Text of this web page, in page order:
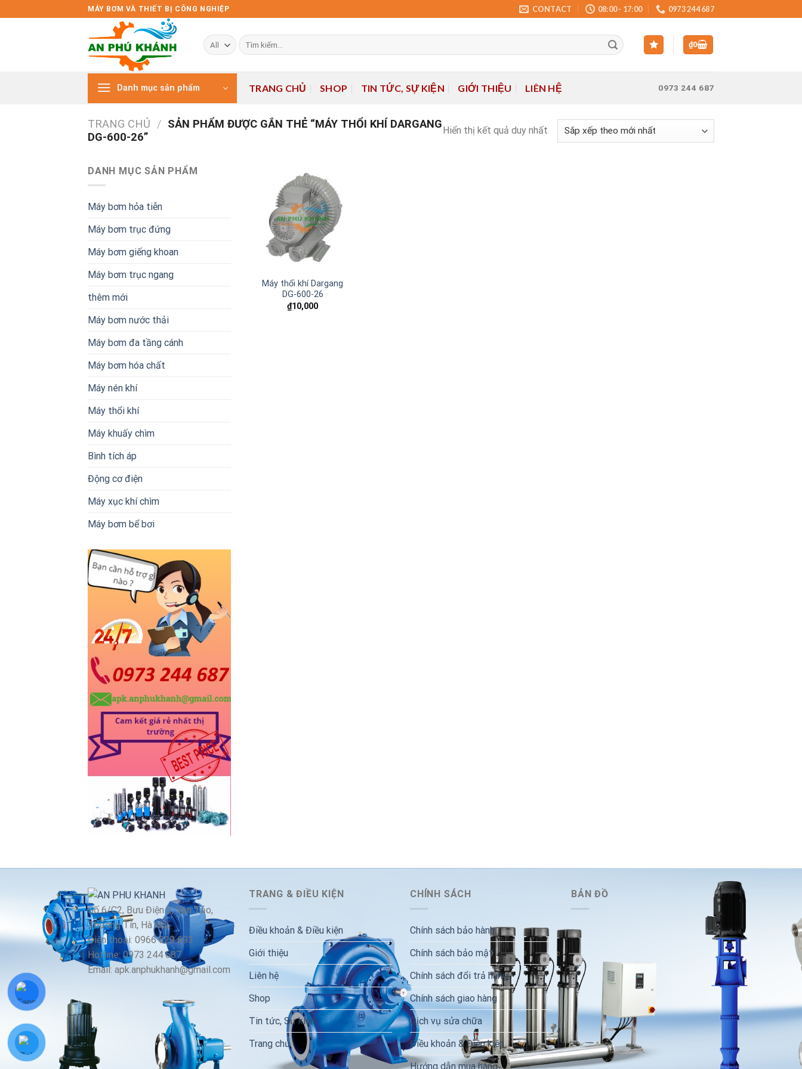
to
MÁY BƠM VÀ THIẾT BỊ CÔNG NGHIỆP CONTACT 08:00 - 17:00 0973 244 687
Tìm
kiếm:
₫0
Danh mục sản phẩm TRANG CHỦ SHOP TIN TỨC, SỰ KIỆN GIỚI THIỆU LIÊN HỆ 0973 244 687
TRANG CHỦ / SẢN PHẨM ĐƯỢC GẮN THẺ “MÁY THỔI KHÍ DARGANG
DG-600-26”
Hiển thị kết quả duy nhất
DANH MỤC SẢN PHẨM
Máy bơm hỏa tiễn
Máy bơm trục đứng
Máy bơm giếng khoan
Máy bơm trục ngang
thêm mới
Máy bơm nước thải
Máy bơm đa tầng cánh
Máy bơm hóa chất
Máy nén khí
Máy thổi khí
Máy khuấy chìm
Bình tích áp
Động cơ điện
Máy xục khí chìm
Máy bơm bể bơi
Add to
wishlist
Máy thổi khí Dargang
DG-600-26
₫10,000
Số 6/C2, Bưu Điện 2, Vân Tảo,
Thường Tín, Hà Nội
Điện thoại: 0966 629 693
Hotline: 0973 244 687
Email: apk.anphukhanh@gmail.com
TRANG & ĐIỀU KIỆN
Điều khoản & Điều kiện
Giới thiệu
Liên hệ
Shop
Tin tức, Sự kiện
Trang chủ
CHÍNH SÁCH
Chính sách bảo hành
Chính sách bảo mật
Chính sách đổi trả hàng
Chính sách giao hàng
Dịch vụ sửa chữa
Điều khoản & Điều kiện
Hướng dẫn mua hàng
BẢN ĐỒ